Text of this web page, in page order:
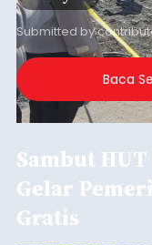
Submitted by
Baca
Sambut
Gelar
Gratis